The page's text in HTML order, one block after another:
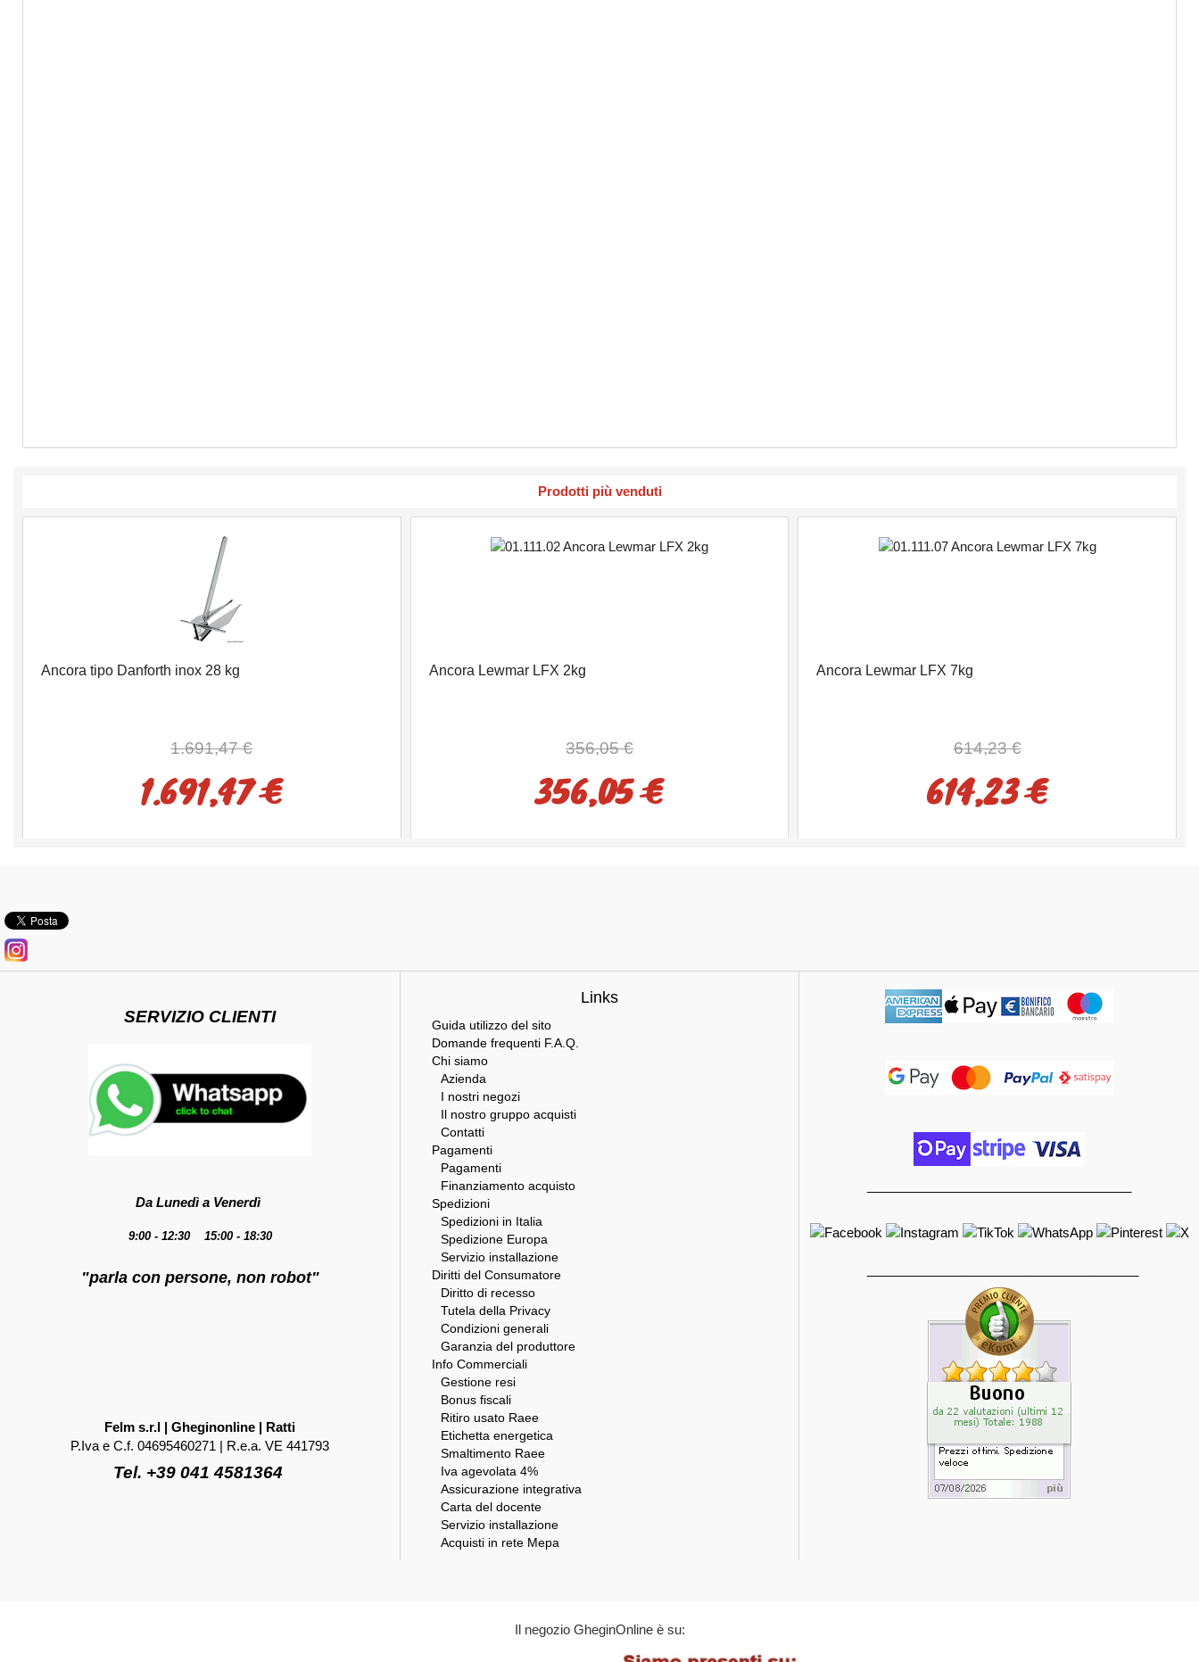
Prodotti più venduti
Ancora tipo Danforth inox 28 kg
1.691,47 €
1.691,47 €
Ancora Lewmar LFX 2kg
356,05 €
356,05 €
Ancora Lewmar LFX 7kg
614,23 €
614,23 €
SERVIZIO CLIENTI
Da Lunedì a Venerdì
9:00 - 12:30 15:00 - 18:30
"parla con persone, non robot"
Felm s.r.l | Gheginonline | Ratti
P.Iva e C.f. 04695460271 | R.e.a. VE 441793
Tel. +39 041 4581364
Links
Guida utilizzo del sito
Domande frequenti F.A.Q.
Chi siamo
Azienda
I nostri negozi
Il nostro gruppo acquisti
Contatti
Pagamenti
Pagamenti
Finanziamento acquisto
Spedizioni
Spedizioni in Italia
Spedizione Europa
Servizio installazione
Diritti del Consumatore
Diritto di recesso
Tutela della Privacy
Condizioni generali
Garanzia del produttore
Info Commerciali
Gestione resi
Bonus fiscali
Ritiro usato Raee
Etichetta energetica
Smaltimento Raee
Iva agevolata 4%
Assicurazione integrativa
Carta del docente
Servizio installazione
Acquisti in rete Mepa
Il negozio GheginOnline è su: